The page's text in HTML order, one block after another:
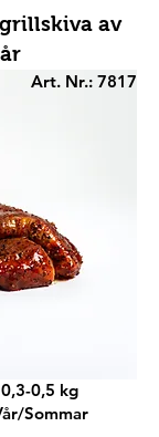
av
Art. Nr.: 7817
0,5 kg
Sommar